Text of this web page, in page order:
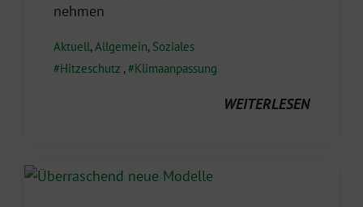
nehmen
Aktuell,Allgemein, Soziales
Hitzeschutz , Klimaanpassung
WEITERLESEN